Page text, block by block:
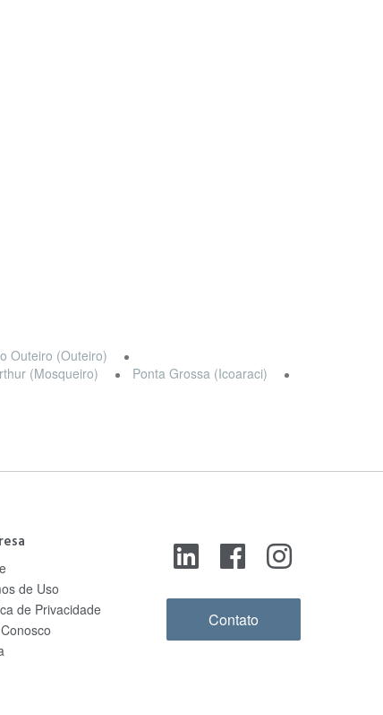
Outeiro (Outeiro)
(Mosqueiro)
Ponta Grossa (Icoaraci)
de Uso
de Privacidade
Contato